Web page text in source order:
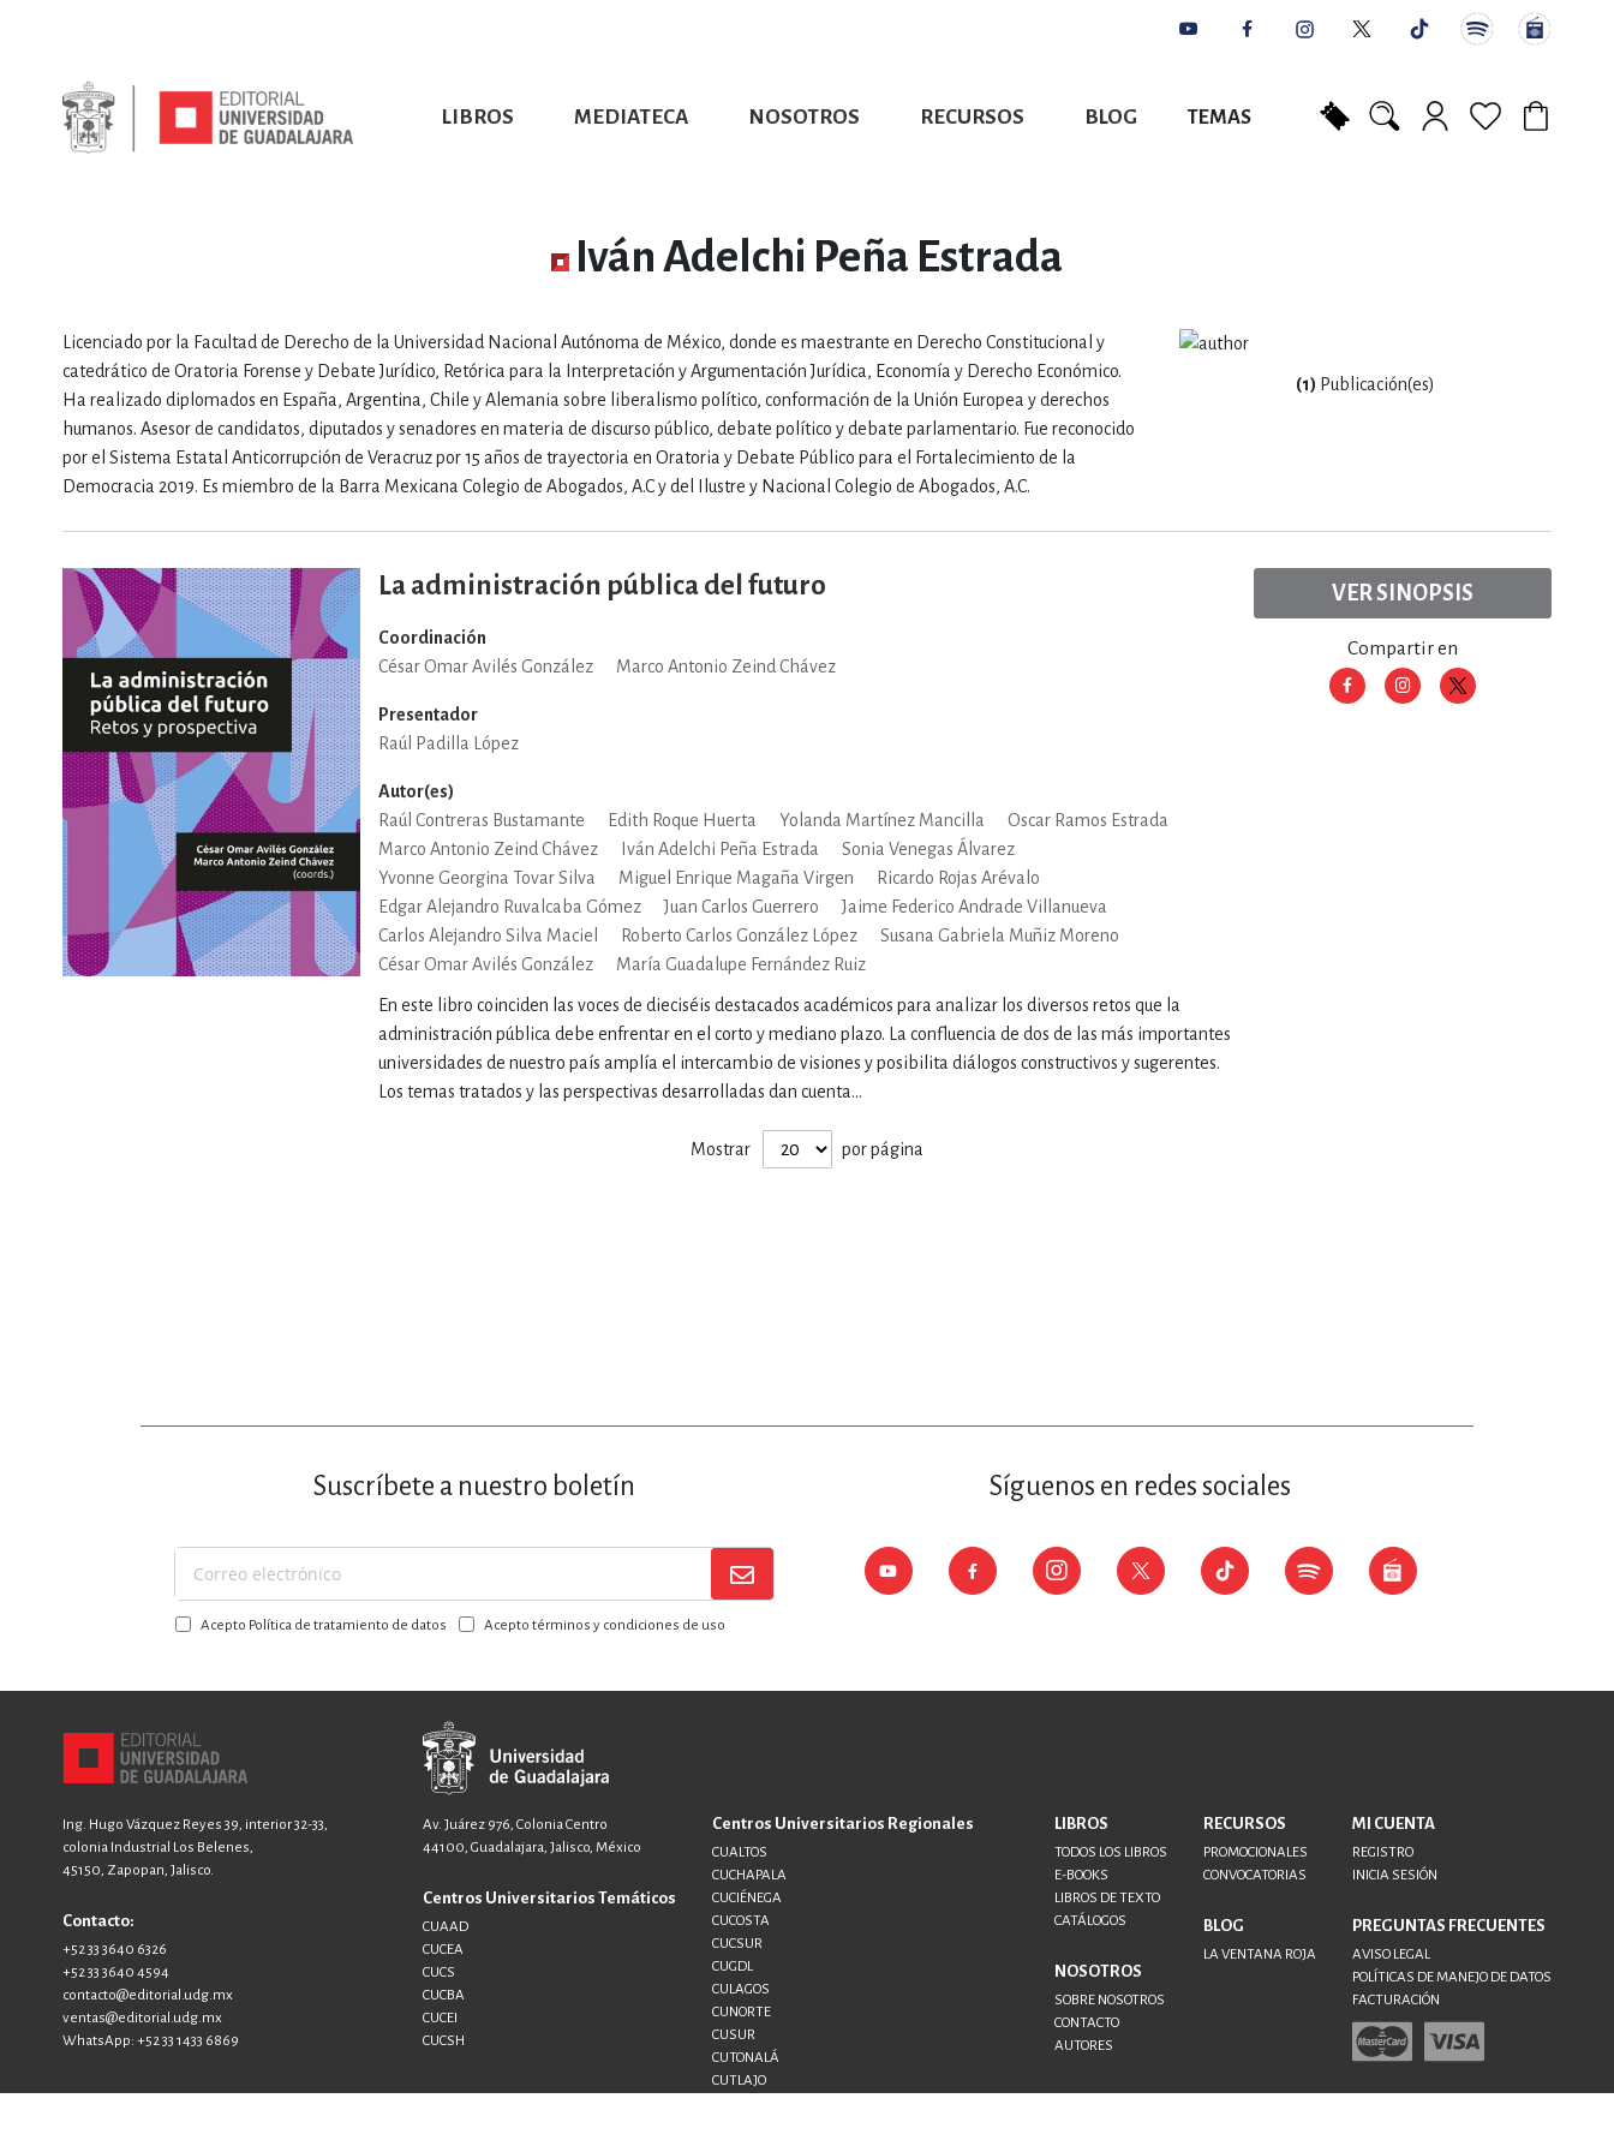
LIBROS
TODOS LOS LIBROS
MEDIATECA NOSOTROS
SOBRE NOSOTROS HISTORIA
RECURSOS BLOG TEMAS
COMPUTACIÓN E INFORMÁTICA
CONSULTA, INFORMACIÓN Y MATERIAS INTERDISCIPLINARES
DEPORTES Y ACTIVIDADES DE OCIO AL AIRE LIBRE DERECHO
ECONOMÍA, FINANZAS, EMPRESA Y GESTIÓN
ESTILOS DE VIDA, AFICIONES Y OCIO FICCIÓN Y TEMAS AFINES
FILOSOFÍA Y RELIGIÓN HISTORIA Y ARQUEOLOGÍA
INFANTILES, JUVENILES Y DIDÁCTICOS LENGUAJE Y LINGÜÍSTICA
MATEMÁTICAS Y CIENCIAS MEDICINA, ENFERMERÍA, VETERINARIA
TECNOLOGÍA, INGENIERÍA, AGRICULTURA
Iván Adelchi Peña Estrada
Licenciado por la Facultad de Derecho de la Universidad Nacional Autónoma de México, donde es maestrante en Derecho Constitucional y
catedrático de Oratoria Forense y Debate Jurídico, Retórica para la Interpretación y Argumentación Jurídica, Economía y Derecho Económico.
Ha realizado diplomados en España, Argentina, Chile y Alemania sobre liberalismo político, conformación de la Unión Europea y derechos
humanos. Asesor de candidatos, diputados y senadores en materia de discurso público, debate político y debate parlamentario. Fue reconocido
por el Sistema Estatal Anticorrupción de Veracruz por 15 años de trayectoria en Oratoria y Debate Público para el Fortalecimiento de la
Democracia 2019. Es miembro de la Barra Mexicana Colegio de Abogados, A.C y del Ilustre y Nacional Colegio de Abogados, A.C.
(1) Publicación(es)
La administración pública del futuro
Coordinación
César Omar Avilés González
Marco Antonio Zeind Chávez
Presentador
Raúl Padilla López
Autor(es)
Raúl Contreras Bustamante
Edith Roque Huerta Yolanda Martínez Mancilla
Oscar Ramos Estrada
Marco Antonio Zeind Chávez
Iván Adelchi Peña Estrada
Sonia Venegas Álvarez
Yvonne Georgina Tovar Silva
Miguel Enrique Magaña Virgen
Ricardo Rojas Arévalo
Edgar Alejandro Ruvalcaba Gómez
Juan Carlos Guerrero
Jaime Federico Andrade Villanueva
Carlos Alejandro Silva Maciel
Roberto Carlos González López
Susana Gabriela Muñiz Moreno
César Omar Avilés González
María Guadalupe Fernández Ruiz
En este libro coinciden las voces de dieciséis destacados académicos para analizar los diversos retos que la
administración pública debe enfrentar en el corto y mediano plazo. La confluencia de dos de las más importantes
universidades de nuestro país amplía el intercambio de visiones y posibilita diálogos constructivos y sugerentes.
Los temas tratados y las perspectivas desarrolladas dan cuenta...
VER SINOPSIS
Compartir en
Mostrar por página
Suscríbete a nuestro boletín
Suscríbase
a
nuestroAcepto Política de tratamiento de datos Acepto términos y condiciones de uso
Síguenos en redes sociales
Ing. Hugo Vázquez Reyes 39, interior 32-33,
colonia Industrial Los Belenes,
45150, Zapopan, Jalisco.
Contacto:
+52 33 3640 6326
+52 33 3640 4594
contacto@editorial.udg.mx
ventas@editorial.udg.mx
WhatsApp: +52 33 1433 6869
Av. Juárez 976, Colonia Centro
44100, Guadalajara, Jalisco, México
Centros Universitarios Temáticos
CUAAD
CUCEA
CUCS
CUCBA
CUCEI
CUCSH
Centros Universitarios Regionales
CUALTOS
CUCHAPALA
CUCIÉNEGA
CUCOSTA
CUCSUR
CUGDL
CULAGOS
CUNORTE
CUSUR
CUTONALÁ
CUTLAJO
LIBROS
TODOS LOS LIBROS
E-BOOKS
LIBROS DE TEXTO
CATÁLOGOS
NOSOTROS
SOBRE NOSOTROS
CONTACTO
AUTORES
RECURSOS
PROMOCIONALES
CONVOCATORIAS
BLOG
LA VENTANA ROJA
MI CUENTA
REGISTRO
INICIA SESIÓN
PREGUNTAS FRECUENTES
AVISO LEGAL
POLÍTICAS DE MANEJO DE DATOS
FACTURACIÓN